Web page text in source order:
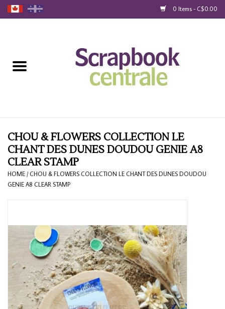
0 Items - C$0.00
Loyalty
Blog
Gift Cards
CHOU & FLOWERS COLLECTION LE
CHANT DES DUNES DOUDOU GENIE A8
CLEAR STAMP
HOME / CHOU & FLOWERS COLLECTION LE CHANT DES DUNES DOUDOU
GENIE A8 CLEAR STAMP